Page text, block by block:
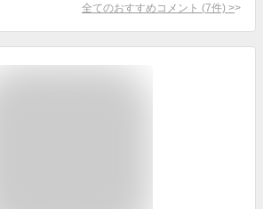
全てのおすすめコメント (7件) >